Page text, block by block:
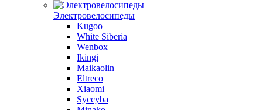
Электровелосипеды
Kugoo
White Siberia
Wenbox
Ikingi
Maikaolin
Eltreco
Xiaomi
Syccyba